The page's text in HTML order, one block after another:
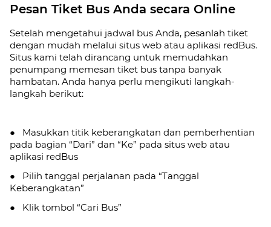
Pesan Tiket Bus Anda secara Online
Setelah mengetahui jadwal bus Anda, pesanlah tiket
dengan mudah melalui situs web atau aplikasi redBus.
Situs kami telah dirancang untuk memudahkan
penumpang memesan tiket bus tanpa banyak
hambatan. Anda hanya perlu mengikuti langkah-
langkah berikut:
● Masukkan titik keberangkatan dan pemberhentian
pada bagian “Dari” dan “Ke” pada situs web atau
aplikasi redBus
● Pilih tanggal perjalanan pada “Tanggal
Keberangkatan”
● Klik tombol “Cari Bus”